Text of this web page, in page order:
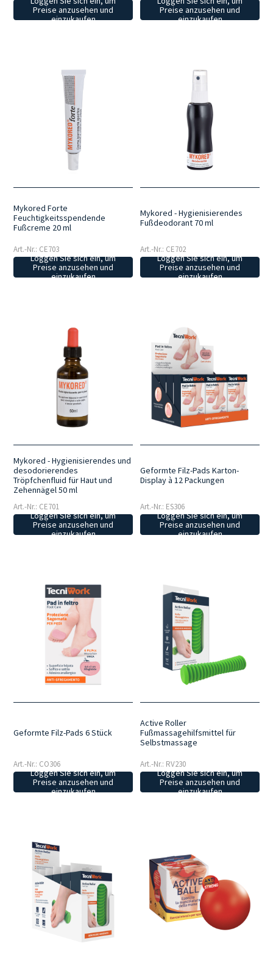
Preise anzusehen und
einzukaufen
Preise anzusehen und
einzukaufen
Mykored Forte
Feuchtigkeitsspendende
Fußcreme 20 ml
Art.-Nr.: CE703
Loggen Sie sich ein, um
Preise anzusehen und
einzukaufen
Mykored - Hygienisierendes
Fußdeodorant 70 ml
Art.-Nr.: CE702
Loggen Sie sich ein, um
Preise anzusehen und
einzukaufen
Mykored - Hygienisierendes und
desodorierendes
Tröpfchenfluid für Haut und
Zehennägel 50 ml
Art.-Nr.: CE701
Loggen Sie sich ein, um
Preise anzusehen und
einzukaufen
Geformte Filz-Pads Karton-
Display à 12 Packungen
Art.-Nr.: ES306
Loggen Sie sich ein, um
Preise anzusehen und
einzukaufen
Geformte Filz-Pads 6 Stück
Art.-Nr.: CO306
Loggen Sie sich ein, um
Preise anzusehen und
einzukaufen
Active Roller
Fußmassagehilfsmittel für
Selbstmassage
Art.-Nr.: RV230
Loggen Sie sich ein, um
Preise anzusehen und
einzukaufen